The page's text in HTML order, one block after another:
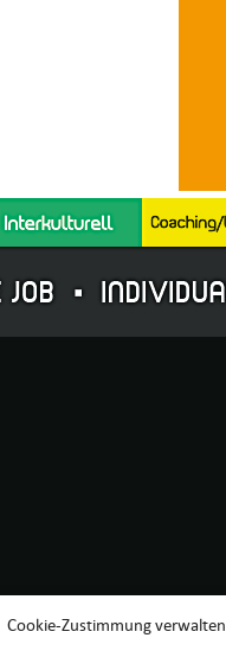
Cookie-Zustimmung verwalten